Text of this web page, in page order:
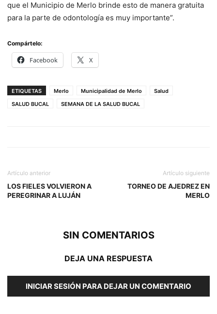
que el Municipio de Merlo brinde esto de manera gratuita
para la parte de odontología es muy importante”.
Compártelo:
Facebook X
ETIQUETAS Merlo Municipalidad de Merlo
Salud
SALUD BUCAL
SEMANA DE LA SALUD BUCAL
Artículo anterior
LOS FIELES VOLVIERON A
PEREGRINAR A LUJÁN
Artículo siguiente
TORNEO DE AJEDREZ EN
MERLO
SIN COMENTARIOS
DEJA UNA RESPUESTA
INICIAR SESIÓN PARA DEJAR UN COMENTARIO